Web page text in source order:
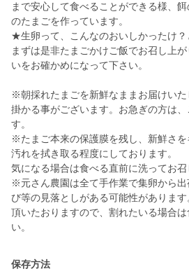
まで安心して食べることができる様、
のたまごを作っています。
★生卵って、こんなのおいしかったけ？
まずは是非たまごかけご飯でお召し上
いをお確かめになって下さい。
※朝採れたまごを新鮮なままお届けい
掛かる事がございます。お急ぎの方は
す。
※たまご本来の保護膜を残し、新鮮さを
汚れを拭き取る程度にしております。
気になる場合は食べる直前に洗ってお召
※元さん農園は全て手作業で集卵から
び等の見落としがある可能性がありま
頂いたおりますので、割れたいる場合
い。
保存方法